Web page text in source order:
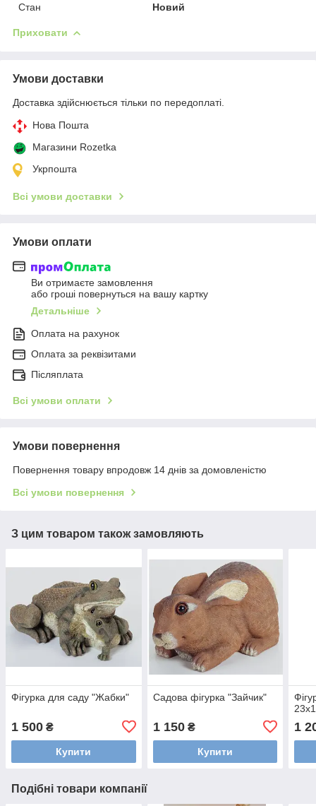
Стан
Новий
Приховати
Умови доставки
Доставка здійснюється тільки по передоплаті.
Нова Пошта
Магазини Rozetka
Укрпошта
Всі умови доставки
Умови оплати
Ви отримаєте замовлення
або гроші повернуться на вашу картку
Детальніше
Оплата на рахунок
Оплата за реквізитами
Післяплата
Всі умови оплати
Умови повернення
Повернення товару впродовж 14 днів за домовленістю
Всі умови повернення
З цим товаром також замовляють
Фігурка для саду "Жабки"
1 500 ₴
Купити
Садова фігурка "Зайчик"
1 150₴
Купити
1
Подібні товари компанії